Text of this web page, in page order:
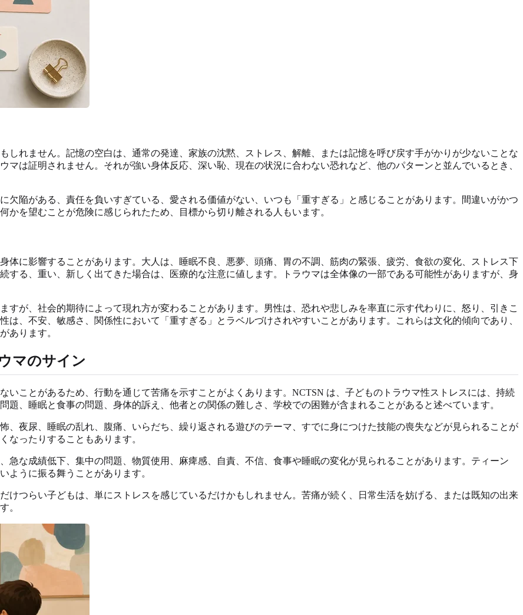
しれません。記憶の空白は、通常の発達、家族の沈黙、ストレス、解離、または記憶を呼び戻す手がかりが少ないことな
マは証明されません。それが強い身体反応、深い恥、現在の状況に合わない恐れなど、他のパターンと並んでいるとき、
欠陥がある、責任を負いすぎている、愛される価値がない、いつも「重すぎる」と感じることがあります。間違いがかつ
を望むことが危険に感じられたため、目標から切り離される人もいます。
体に影響することがあります。大人は、睡眠不良、悪夢、頭痛、胃の不調、筋肉の緊張、疲労、食欲の変化、ストレス下
する、重い、新しく出てきた場合は、医療的な注意に値します。トラウマは全体像の一部である可能性がありますが、身
すが、社会的期待によって現れ方が変わることがあります。男性は、恐れや悲しみを率直に示す代わりに、怒り、引きこ
は、不安、敏感さ、関係性において「重すぎる」とラベルづけされやすいことがあります。これらは文化的傾向であり、
あります。
マのサイン
いことがあるため、行動を通じて苦痛を示すことがよくあります。NCTSN は、子どものトラウマ性ストレスには、持続
、睡眠と食事の問題、身体的訴え、他者との関係の難しさ、学校での困難が含まれることがあると述べています。
、夜尿、睡眠の乱れ、腹痛、いらだち、繰り返される遊びのテーマ、すでに身につけた技能の喪失などが見られることが
なったりすることもあります。
急な成績低下、集中の問題、物質使用、麻痺感、自責、不信、食事や睡眠の変化が見られることがあります。ティーン
ように振る舞うことがあります。
けつらい子どもは、単にストレスを感じているだけかもしれません。苦痛が続く、日常生活を妨げる、または既知の出来
。